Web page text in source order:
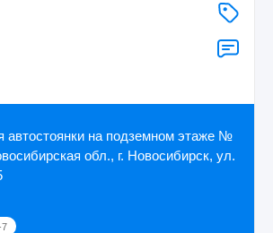
автостоянки на подземном этаже №
обл., г. Новосибирск, ул.
7